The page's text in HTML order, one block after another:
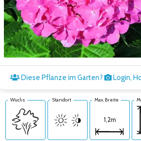
Diese Pflanze im Garten? Login,
Wuchs Standort Max. Breite
1,2m